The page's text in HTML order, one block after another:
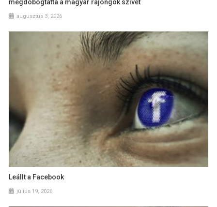
megdobogtatta a magyar rajongók szívét
augusztus 3, 2026
Leállt a Facebook
július 19, 2026